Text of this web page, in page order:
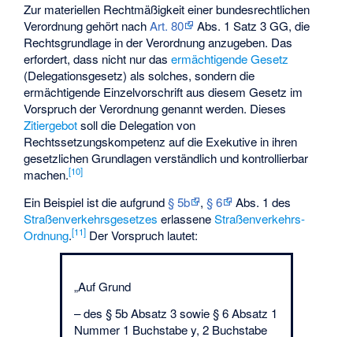
Zur materiellen Rechtmäßigkeit einer bundesrechtlichen
Verordnung gehört nachArt. 80
Abs. 1 Satz 3 GG, die
Rechtsgrundlage in der Verordnung anzugeben. Das
erfordert, dass nicht nur dasermächtigende Gesetz
(Delegationsgesetz) als solches, sondern die
ermächtigende Einzelvorschrift aus diesem Gesetz im
Vorspruch der Verordnung genannt werden. Dieses
Zitiergebotsoll die Delegation von
Rechtssetzungskompetenz auf die Exekutive in ihren
gesetzlichen Grundlagen verständlich und kontrollierbar
machen.[10]
Ein Beispiel ist die aufgrund§ 5b ,§ 6
Abs. 1 des
Straßenverkehrsgesetzes erlasseneStraßenverkehrs-
Ordnung.[11] Der Vorspruch lautet:
„Auf Grund
– des § 5b Absatz 3 sowie § 6 Absatz 1
Nummer 1 Buchstabe y, 2 Buchstabe